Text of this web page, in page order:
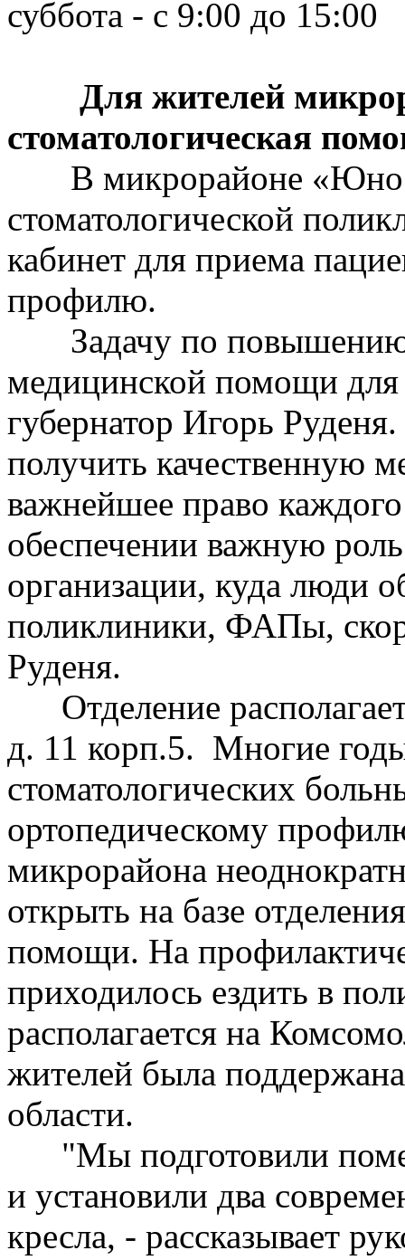
суббота - с 9:00 до 15:00
Для жителей
стоматологическая
В микрорайоне
стоматологической
кабинет для приема
профилю.
Задачу по повышению
медицинской помощи для
губернатор Игорь
получить качественную
важнейшее право
обеспечении важную
организации, куда люди
поликлиники, ФАПы,
Руденя.
Отделение
д. 11 корп.5. Многие
стоматологических
ортопедическому
микрорайона
открыть на базе
помощи. На
приходилось ездить в
располагается на
жителей была
области.
"Мы подготовили
и установили два
кресла, - рассказывает